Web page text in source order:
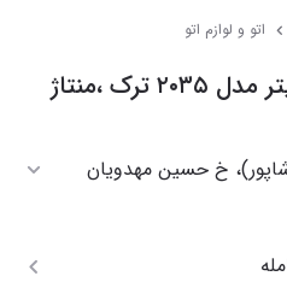
اتو و لوازم اتو
اتو سیلتر اتو بخار ۳/۵ لیتر مدل ۲۰۳۵ ترک ،منتاژ
خ حسین مهدویان